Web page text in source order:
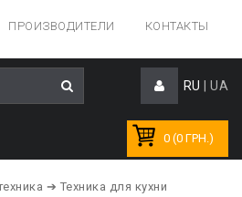
ПРОИЗВОДИТЕЛИ КОНТАКТЫ
RU UA
0 (0 ГРН.)
➔ Техника для кухни